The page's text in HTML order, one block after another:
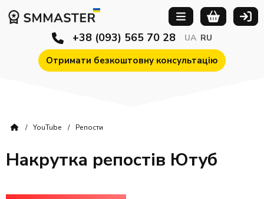
Отримати безкоштовну консультацію
+38 (093) 565 70 28 UA RU
YouTube Репости
Накрутка репостів Ютуб